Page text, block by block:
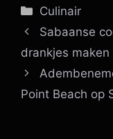
Categorieën
Culinair
Sabaanse
drankjes maken
Point Beach op